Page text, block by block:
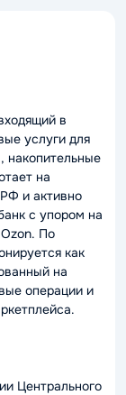
в
услуги для
накопительные
на
и активно
с упором на
По
как
на
операции и
Центрального